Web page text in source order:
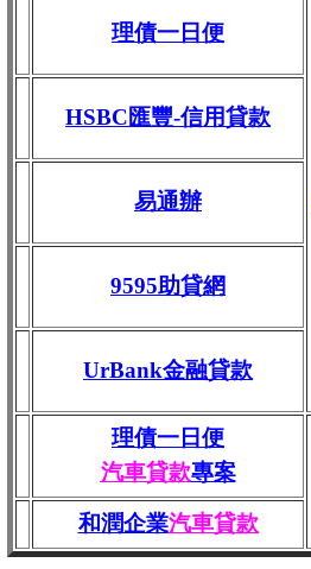
理債一日便
HSBC匯豐-信用貸款
易通辦
9595助貸網
UrBank金融貸款
理債一日便
汽車貸款專案
和潤企業汽車貸款